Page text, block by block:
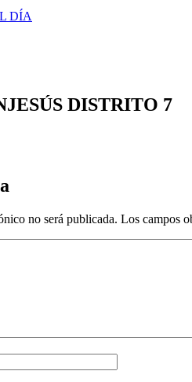
DÍA
DISTRITO 7
no será publicada. Los campos